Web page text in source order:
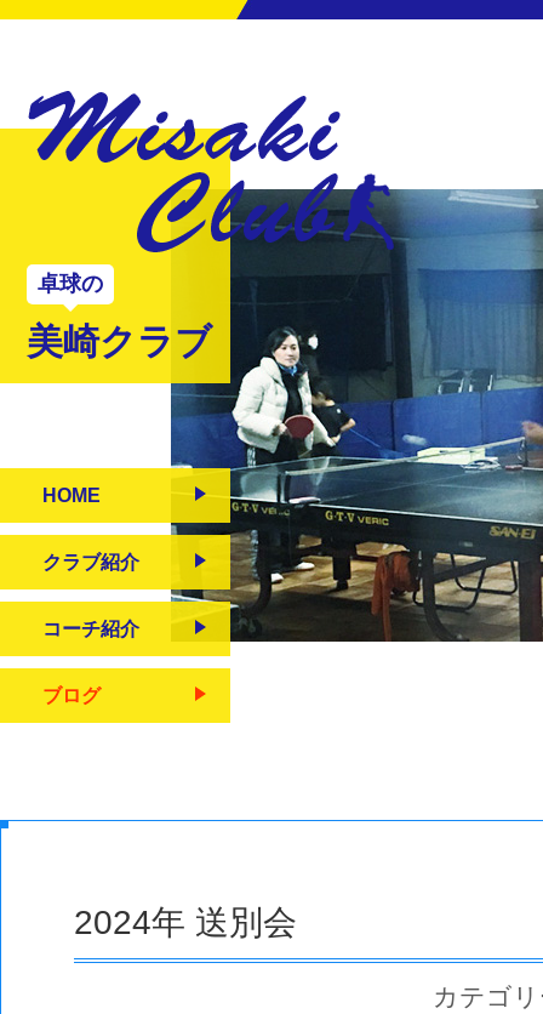
卓球の
美崎クラブ
HOME
クラブ紹介
コーチ紹介
ブログ
2024年 送別会
カテゴ